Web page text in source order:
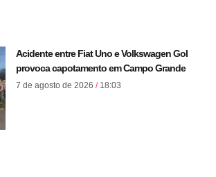
Acidente entre Fiat Uno e Volkswagen Gol
provoca capotamento em Campo Grande
7 de agosto de 2026 18:03